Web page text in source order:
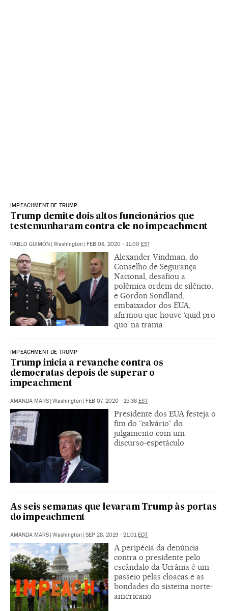
IMPEACHMENT DE TRUMP
Trump demite dois altos funcionários que
testemunharam contra ele no impeachment
PABLO GUIMÓN | Washington | FEB 08, 2020 - 11:00 EST
Alexander Vindman, do
Conselho de Segurança
Nacional, desafiou a
polêmica ordem de silêncio,
e Gordon Sondland,
embaixador dos EUA,
afirmou que houve ‘quid pro
quo’ na trama
IMPEACHMENT DE TRUMP
Trump inicia a revanche contra os
democratas depois de superar o
impeachment
AMANDA MARS | Washington | FEB 07, 2020 - 15:38 EST
Presidente dos EUA festeja o
fim do “calvário” do
julgamento com um
discurso-espetáculo
As seis semanas que levaram Trump às portas
do impeachment
AMANDA MARS | Washington | SEP 28, 2019 - 21:01EDT
A peripécia da denúncia
contra o presidente pelo
escândalo da Ucrânia é um
passeio pelas cloacas e as
bondades do sistema norte-
americano